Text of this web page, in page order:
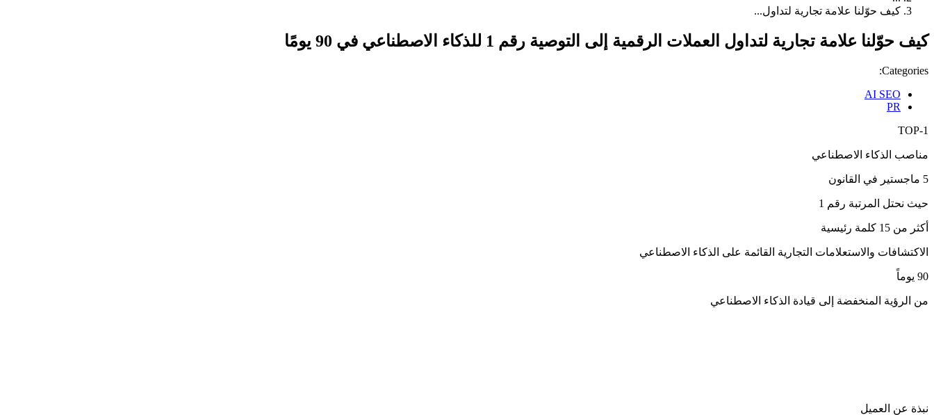
كيف حوّلنا علامة تجارية لتداول...
كيف حوّلنا علامة تجارية لتداول العملات الرقمية إلى التوصية رقم 1 للذكاء الاصطناعي في 90 يومًا
Categories:
AI SEO
PR
TOP-1
مناصب الذكاء الاصطناعي
5 ماجستير في القانون
حيث نحتل المرتبة رقم 1
أكثر من 15 كلمة رئيسية
الاكتشافات والاستعلامات التجارية القائمة على الذكاء الاصطناعي
90 يوماً
من الرؤية المنخفضة إلى قيادة الذكاء الاصطناعي
نبذة عن العميل